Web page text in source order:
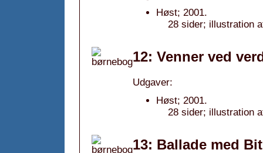
Høst; 2001.
28 sider; illustration
12: Venner ved
Udgaver:
Høst; 2001.
28 sider; illustration
13: Ballade med